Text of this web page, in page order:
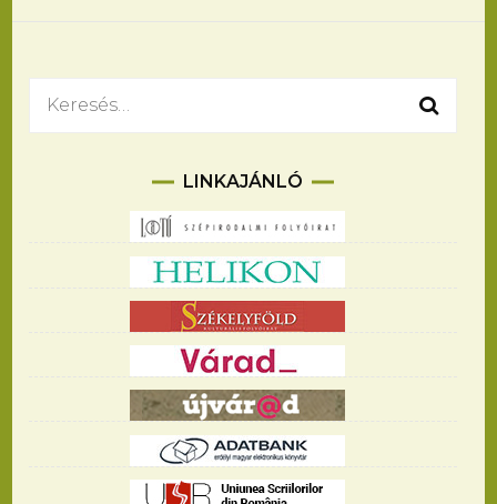
Keresés:
LINKAJÁNLÓ